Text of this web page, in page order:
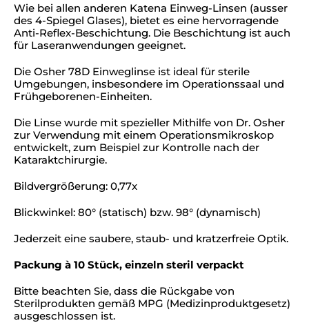
Wie bei allen anderen Katena Einweg-Linsen (ausser
des 4-Spiegel Glases), bietet es eine hervorragende
Anti-Reflex-Beschichtung. Die Beschichtung ist auch
für Laseranwendungen geeignet.
Die Osher 78D Einweglinse ist ideal für sterile
Umgebungen, insbesondere im Operationssaal und
Frühgeborenen-Einheiten.
Die Linse wurde mit spezieller Mithilfe von Dr. Osher
zur Verwendung mit einem Operationsmikroskop
entwickelt, zum Beispiel zur Kontrolle nach der
Kataraktchirurgie.
Bildvergrößerung: 0,77x
Blickwinkel: 80° (statisch) bzw. 98° (dynamisch)
Jederzeit eine saubere, staub- und kratzerfreie Optik.
Packung à 10 Stück, einzeln steril verpackt
Bitte beachten Sie, dass die Rückgabe von
Sterilprodukten gemäß MPG (Medizinproduktgesetz)
ausgeschlossen ist.